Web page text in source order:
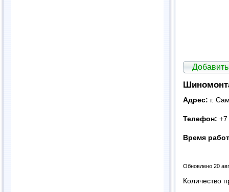
Адрес: г.
Телефон: +7
Время
Обновлено 20
Количество